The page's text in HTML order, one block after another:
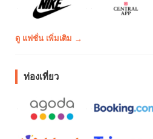
ดู แฟชั่น เพิ่มเติม →
ท่องเที่ยว